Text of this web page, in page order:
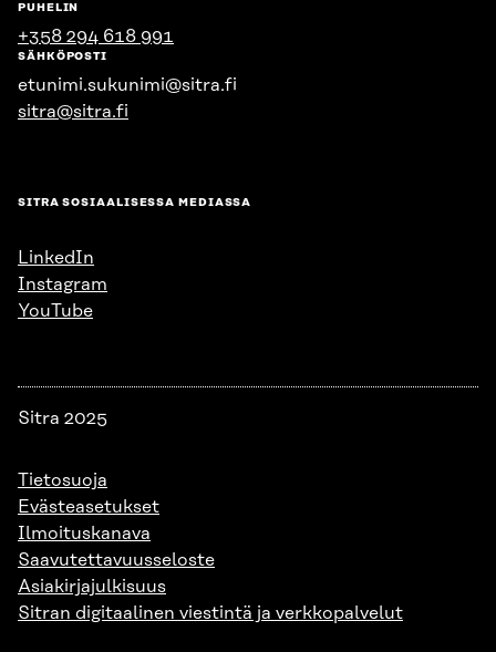
PUHELIN
+358 294 618 991
SÄHKÖPOSTI
etunimi.sukunimi@sitra.fi
sitra@sitra.fi
SITRA SOSIAALISESSA MEDIASSA
LinkedIn
Instagram
YouTube
Sitra 2025
Tietosuoja
Evästeasetukset
Ilmoituskanava
Saavutettavuusseloste
Asiakirjajulkisuus
Sitran digitaalinen viestintä ja verkkopalvelut